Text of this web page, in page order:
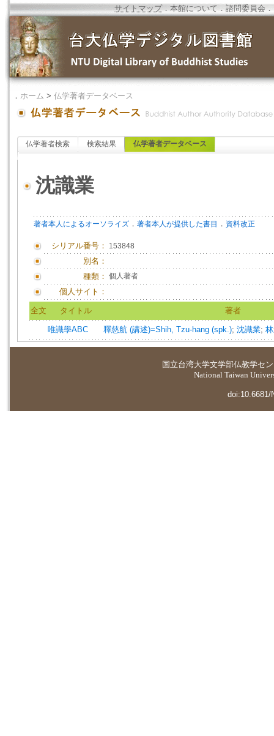
サイトマップ．本館について ．諮問委員会 ．
． ホーム > 仏学著者データベース
仏学著者検索 検索結果 仏学著者データベース
沈識業
著者本人によるオーソライズ ． 著者本人が提供した書目 ． 資料改正
シリアル番号： 153848
別名：
種類： 個人著者
個人サイト：
全文 タイトル 著者
唯識學ABC 釋慈航 (講述)=Shih, Tzu-hang (spk.); 沈識業;
国立台湾大学文学部仏教学セ
National Taiwan
doi:10.6681/